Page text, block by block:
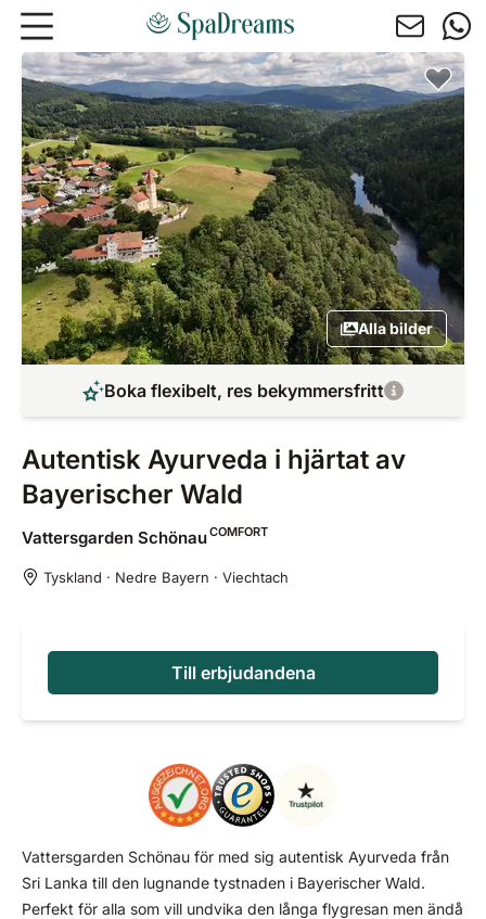
Hoppa till huvudinnehåll
Alla bilder
Boka flexibelt, res bekymmersfritt
Autentisk Ayurveda i hjärtat av
Bayerischer Wald
Vattersgarden SchönauCOMFORT
Tyskland · Nedre Bayern · Viechtach
Till erbjudandena
Vattersgarden Schönau för med sig autentisk Ayurveda från
Sri Lanka till den lugnande tystnaden i Bayerischer Wald.
Perfekt för alla som vill undvika den långa flygresan men ändå